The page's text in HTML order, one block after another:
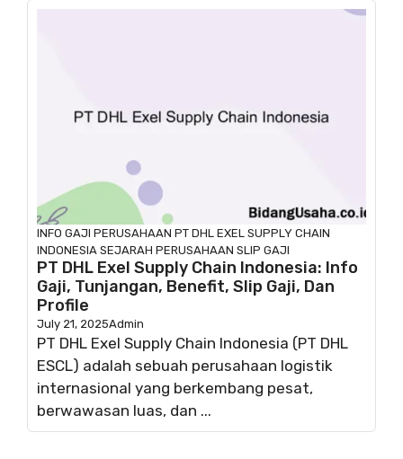
INFO GAJI PERUSAHAAN PT DHL EXEL SUPPLY CHAIN
INDONESIA SEJARAH PERUSAHAAN SLIP GAJI
PT DHL Exel Supply Chain Indonesia: Info
Gaji, Tunjangan, Benefit, Slip Gaji, Dan
Profile
July 21, 2025Admin
PT DHL Exel Supply Chain Indonesia (PT DHL
ESCL) adalah sebuah perusahaan logistik
internasional yang berkembang pesat,
berwawasan luas, dan ...